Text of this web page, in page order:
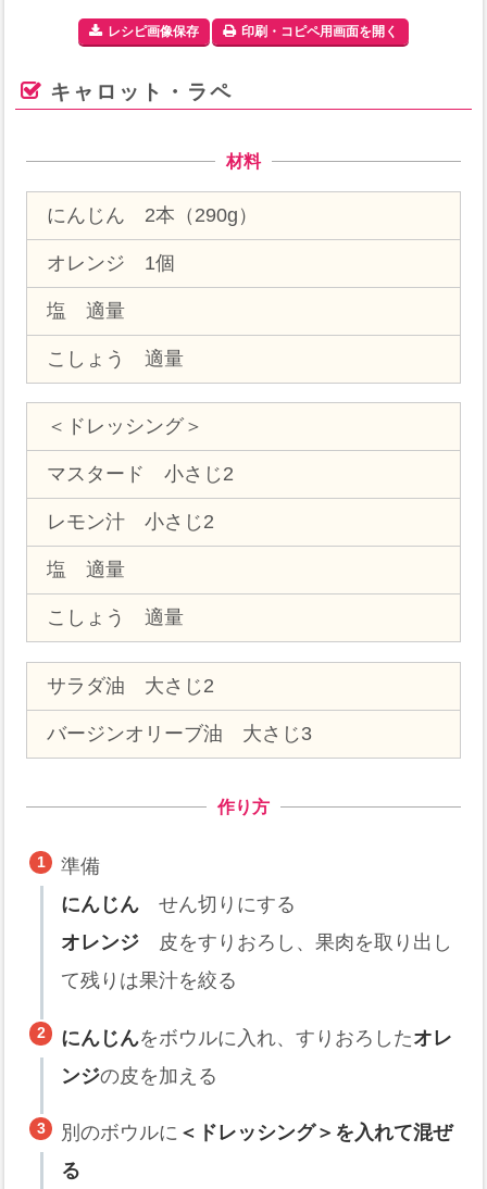
レシピ画像保存 印刷・コピペ用画面を開く
キャロット・ラペ
材料
にんじん 2本（290g）
オレンジ 1個
塩 適量
こしょう 適量
＜ドレッシング＞
マスタード 小さじ2
レモン汁 小さじ2
塩 適量
こしょう 適量
サラダ油 大さじ2
バージンオリーブ油 大さじ3
作り方
準備
にんじん せん切りにする
オレンジ 皮をすりおろし、果肉を取り出し
て残りは果汁を絞る
にんじんをボウルに入れ、すりおろしたオレ
ンジの皮を加える
別のボウルに ＜ドレッシング＞を入れて混ぜ
る